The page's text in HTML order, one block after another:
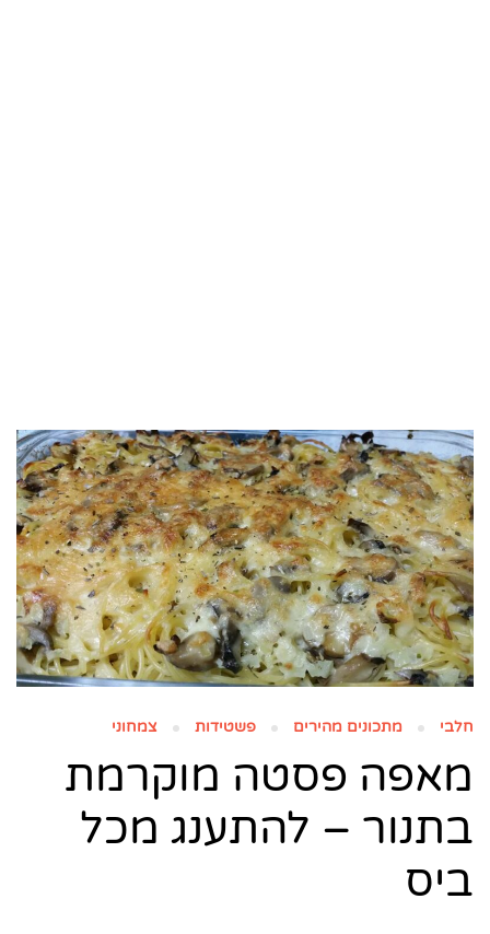
חלבי מתכונים מהירים פשטידות צמחוני
מאפה פסטה מוקרמת
בתנור – להתענג מכל
ביס